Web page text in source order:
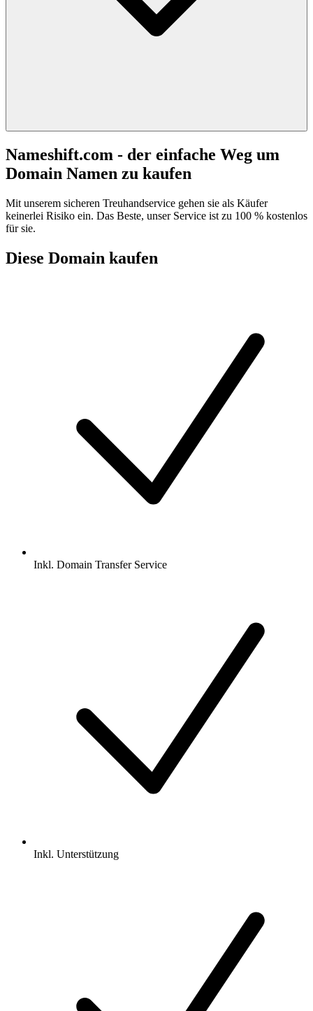
Nameshift.com - der einfache Weg um
Domain Namen zu kaufen
Mit unserem sicheren Treuhandservice gehen sie als Käufer
keinerlei Risiko ein. Das Beste, unser Service ist zu 100 % kostenlos
für sie.
Diese Domain kaufen
Inkl. Domain Transfer Service
Inkl. Unterstützung